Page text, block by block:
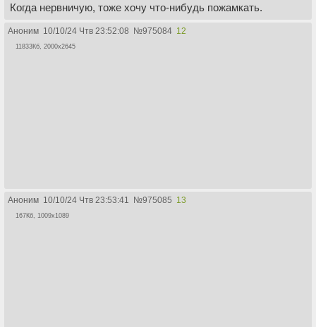
Когда нервничую, тоже хочу что-нибудь пожамкать.
Аноним 10/10/24 Чтв 23:52:08 №975084 12
11833Кб, 2000x2645
Аноним 10/10/24 Чтв 23:53:41 №975085 13
167Кб, 1009x1089